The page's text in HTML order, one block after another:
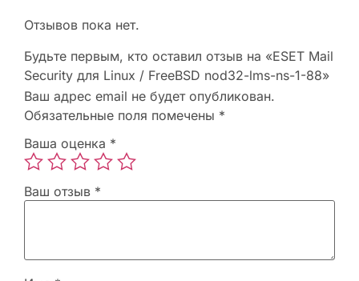
Отзывов пока нет.
Будьте первым, кто оставил отзыв на «ESET Mail
Security для Linux / FreeBSD nod32-lms-ns-1-88»
Ваш адрес email не будет опубликован.
Обязательные поля помечены *
Ваша оценка *
Ваш отзыв *